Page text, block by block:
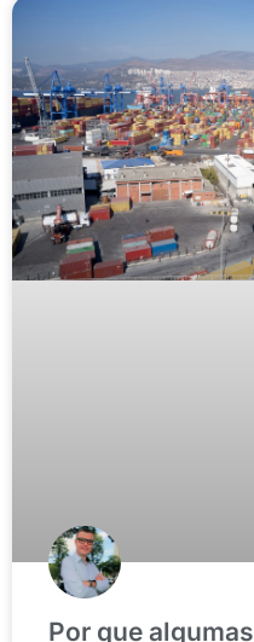
Por que algumas